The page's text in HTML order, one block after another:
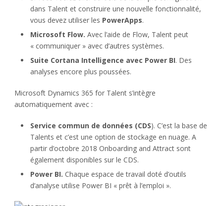
dans Talent et construire une nouvelle fonctionnalité,
vous devez utiliser les PowerApps.
Microsoft Flow. Avec l’aide de Flow, Talent peut
« communiquer » avec d’autres systèmes.
Suite Cortana Intelligence avec Power BI. Des
analyses encore plus poussées.
Microsoft Dynamics 365 for Talent s’intègre
automatiquement avec :
Service commun de données (CDS). C’est la base de
Talents et c’est une option de stockage en nuage. A
partir d’octobre 2018 Onboarding and Attract sont
également disponibles sur le CDS.
Power BI. Chaque espace de travail doté d’outils
d’analyse utilise Power BI « prêt à l’emploi ».